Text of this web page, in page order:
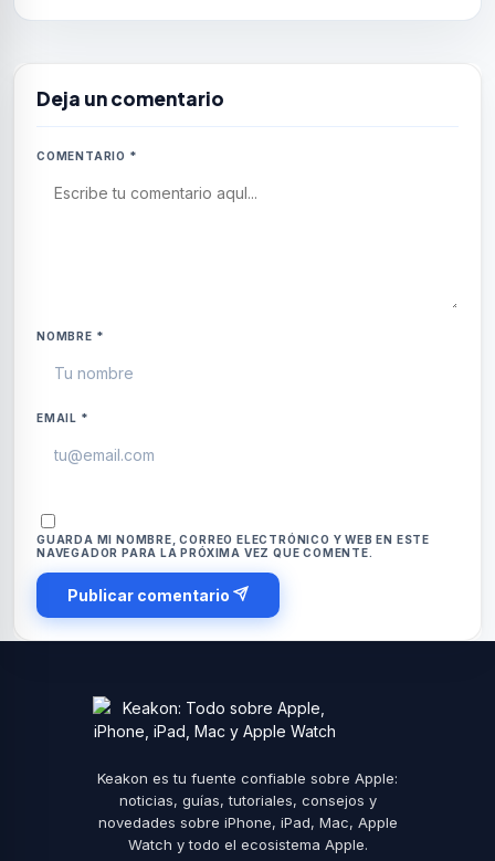
Deja un comentario
COMENTARIO *
NOMBRE *
EMAIL *
GUARDA MI NOMBRE, CORREO ELECTRÓNICO Y WEB EN ESTE
NAVEGADOR PARA LA PRÓXIMA VEZ QUE COMENTE.
Publicar comentario
Keakon es tu fuente confiable sobre Apple:
noticias, guías, tutoriales, consejos y
novedades sobre iPhone, iPad, Mac, Apple
Watch y todo el ecosistema Apple.